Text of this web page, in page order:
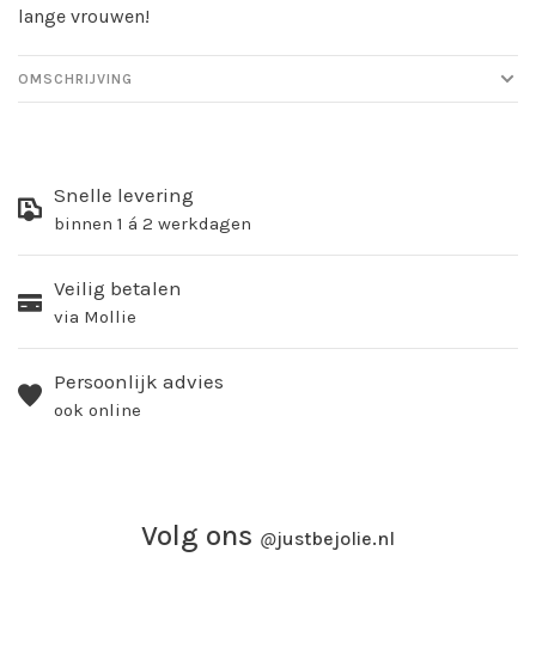
lange vrouwen!
OMSCHRIJVING
Snelle levering
binnen 1 á 2 werkdagen
Veilig betalen
via Mollie
Persoonlijk advies
ook online
Volg ons @justbejolie.nl